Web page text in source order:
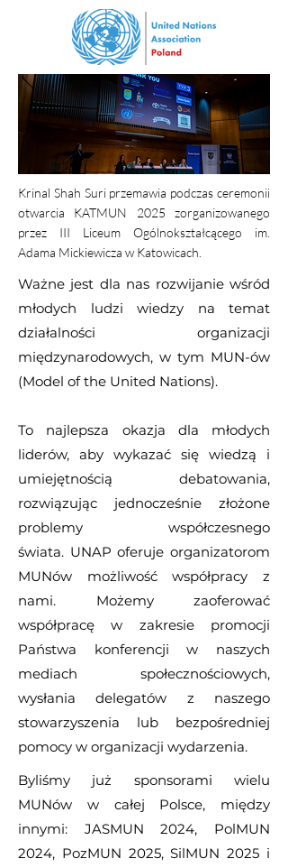
Krinal Shah Suri przemawia podczas ceremonii
otwarcia KATMUN 2025 zorganizowanego
przez III Liceum Ogólnokształcącego im.
Adama Mickiewicza w Katowicach.
Ważne jest dla nas rozwijanie wśród
młodych ludzi wiedzy na temat
działalności organizacji
międzynarodowych, w tym MUN-ów
(Model of the United Nations).
To najlepsza okazja dla młodych
liderów, aby wykazać się wiedzą i
umiejętnością debatowania,
rozwiązując jednocześnie złożone
problemy współczesnego
świata. UNAP oferuje organizatorom
MUNów możliwość współpracy z
nami. Możemy zaoferować
współpracę w zakresie promocji
Państwa konferencji w naszych
mediach społecznościowych,
wysłania delegatów z naszego
stowarzyszenia lub bezpośredniej
pomocy w organizacji wydarzenia.
Byliśmy już sponsorami wielu
MUNów w całej Polsce, między
innymi: JASMUN 2024, PolMUN
2024, PozMUN 2025, SilMUN 2025 i